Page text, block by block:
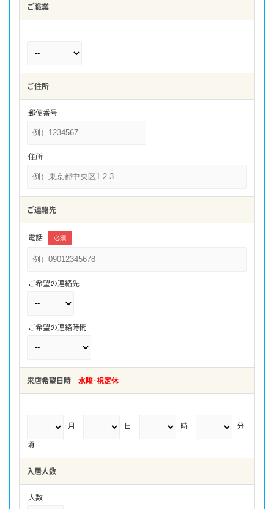
ご職業
ご住所
郵便番号
住所
ご連絡先
電話 必須
ご希望の連絡先
ご希望の連絡時間
来店希望日時 水曜･祝定休
月 日 時
分
頃
入居人数
人数